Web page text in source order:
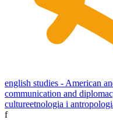
english studies - American
communication and
cultureetnologia i
f